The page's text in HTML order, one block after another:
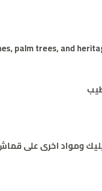
palm trees, and
ومواد اخرى على